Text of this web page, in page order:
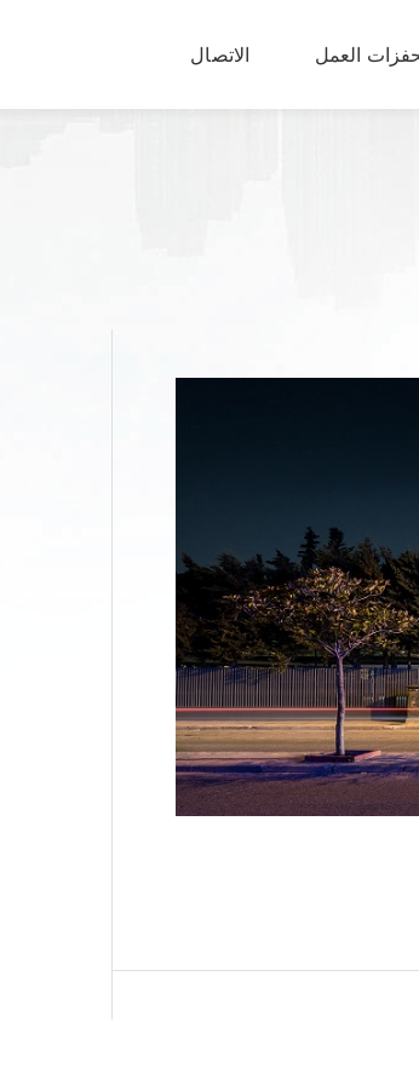
العمل الاتصال